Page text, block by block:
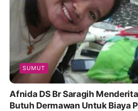
SUMUT
Afnida DS Br Saragih
Butuh Dermawan Untuk Biaya